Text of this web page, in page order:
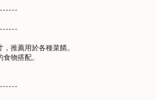
推薦用於各種菜餚。
物搭配。